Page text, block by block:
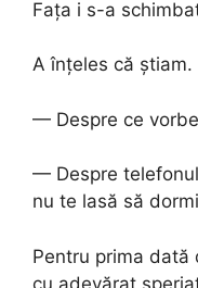
Fața i s-a
A înțeles că știam.
— Despre ce
— Despre
nu te lasă să
Pentru prima
cu adevărat